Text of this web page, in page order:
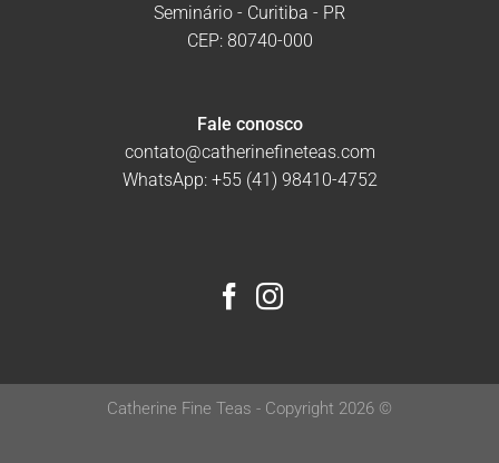
Seminário - Curitiba - PR
CEP: 80740-000
Fale conosco
contato@catherinefineteas.com
WhatsApp: +55 (41) 98410-4752
Catherine Fine Teas - Copyright 2026 ©